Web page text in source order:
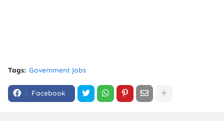
Tags: Government Jobs
Facebook